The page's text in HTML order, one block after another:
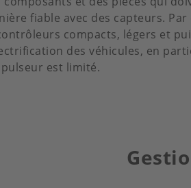
fiable avec des capteurs.
compacts, légers et
des véhicules, en
est limité.